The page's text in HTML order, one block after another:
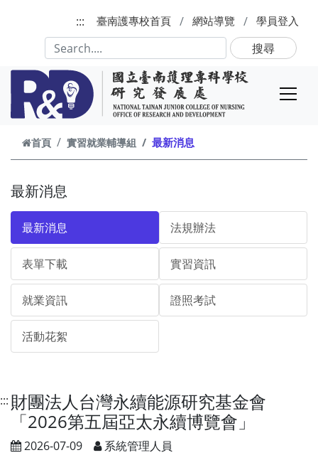
:::
臺南護專校首頁 網站導覽 學員登入
搜尋
首頁 實習就業輔導組 最新消息
最新消息
最新消息 法規辦法
表單下載 實習資訊
就業資訊 證照考試
活動花絮
::: 財團法人台灣永續能源研究基金會
「2026第五屆亞太永續博覽會」
2026-07-09
系統管理人員